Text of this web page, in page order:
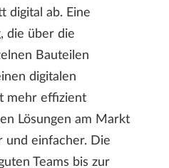
digital ab. Eine
die über die
Bauteilen
digitalen
mehr effizient
Lösungen am Markt
und einfacher. Die
Teams bis zur